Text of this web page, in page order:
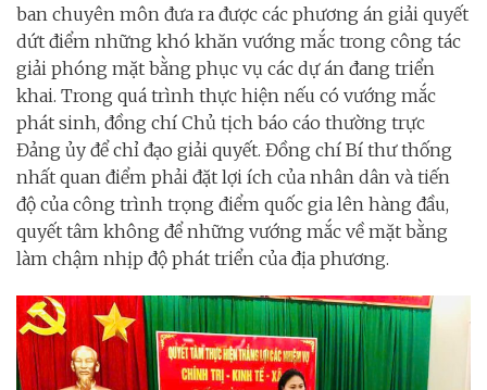
ban chuyên môn đưa ra được các phương án giải quyết
dứt điểm những khó khăn vướng mắc trong công tác
giải phóng mặt bằng phục vụ các dự án đang triển
khai. Trong quá trình thực hiện nếu có vướng mắc
phát sinh, đồng chí Chủ tịch báo cáo thường trực
Đảng ủy để chỉ đạo giải quyết. Đồng chí Bí thư thống
nhất quan điểm phải đặt lợi ích của nhân dân và tiến
độ của công trình trọng điểm quốc gia lên hàng đầu,
quyết tâm không để những vướng mắc về mặt bằng
làm chậm nhịp độ phát triển của địa phương.